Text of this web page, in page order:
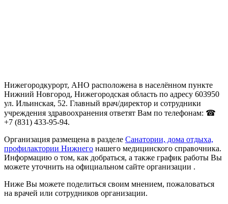
Нижегородкурорт, АНО расположена в населённом пункте
Нижний Новгород, Нижегородская область по адресу 603950
ул. Ильинская, 52. Главный врач/директор и сотрудники
учреждения здравоохранения ответят Вам по телефонам: ☎
+7 (831) 433-95-94.
Организация размещена в разделе Санатории, дома отдыха,
профилактории Нижнего нашего медицинского справочника.
Информацию о том, как добраться, а также график работы Вы
можете уточнить на официальном сайте организации .
Ниже Вы можете поделиться своим мнением, пожаловаться
на врачей или сотрудников организации.